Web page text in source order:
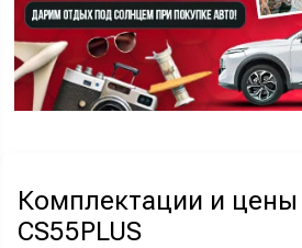
Комплектации и цены
CS55PLUS